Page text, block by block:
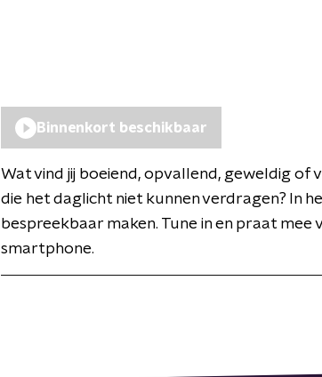
Binnenkort beschikbaar
Wat vind jij boeiend, opvallend, geweldig of
die het daglicht niet kunnen verdragen? In
bespreekbaar maken. Tune in en praat mee
smartphone.